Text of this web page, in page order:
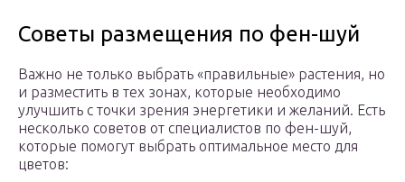
Советы размещения по фен-шуй
Важно не только выбрать «правильные» растения, но
и разместить в тех зонах, которые необходимо
улучшить с точки зрения энергетики и желаний. Есть
несколько советов от специалистов по фен-шуй,
которые помогут выбрать оптимальное место для
цветов: